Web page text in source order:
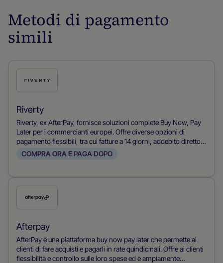
Metodi di pagamento
simili
Seleziona
questo
metodo
di
pagamento
Riverty
Riverty, ex AfterPay, fornisce soluzioni complete Buy Now, Pay
Later per i commercianti europei. Offre diverse opzioni di
pagamento flessibili, tra cui fatture a 14 giorni, addebito diretto e
pagamenti rateali, gestendo al contempo tutti i rischi finanziari
clienti e sull'aumento delle conversioni, consentendo agli
esercenti di concentrarsi sul loro core business. Copia
COMPRA ORA E PAGA DOPO
Seleziona
questo
metodo
di
pagamento
Afterpay
AfterPay è una piattaforma buy now pay later che permette ai
clienti di fare acquisti e pagarli in rate quindicinali. Offre ai clienti
flessibilità e controllo sulle loro spese ed è ampiamente